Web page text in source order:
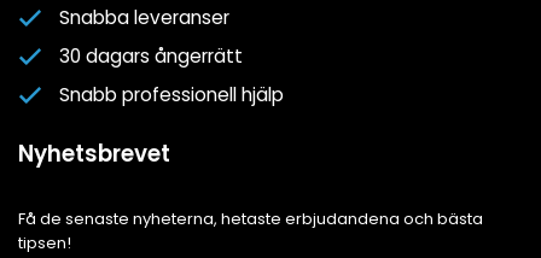
Om oss
Cookiepolicy
Cookie-inställningar
Snabba leveranser
30 dagars ångerrätt
Snabb professionell hjälp
Nyhetsbrevet
Få de senaste nyheterna, hetaste erbjudandena och bästa
tipsen!